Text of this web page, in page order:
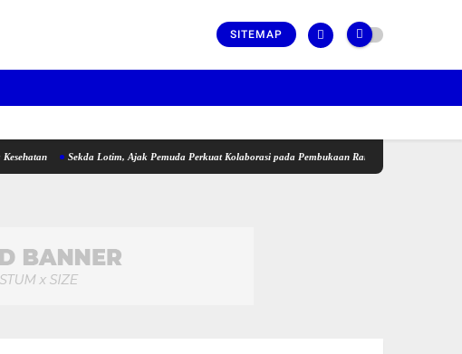
SITEMAP
Sekda Lotim, Ajak Pemuda Perkuat Kolaborasi pada Pembukaan Rangkaian Kegiatan Menyambut